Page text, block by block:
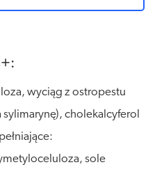
wyciąg z ostropestu
cholekalcyferol
sole